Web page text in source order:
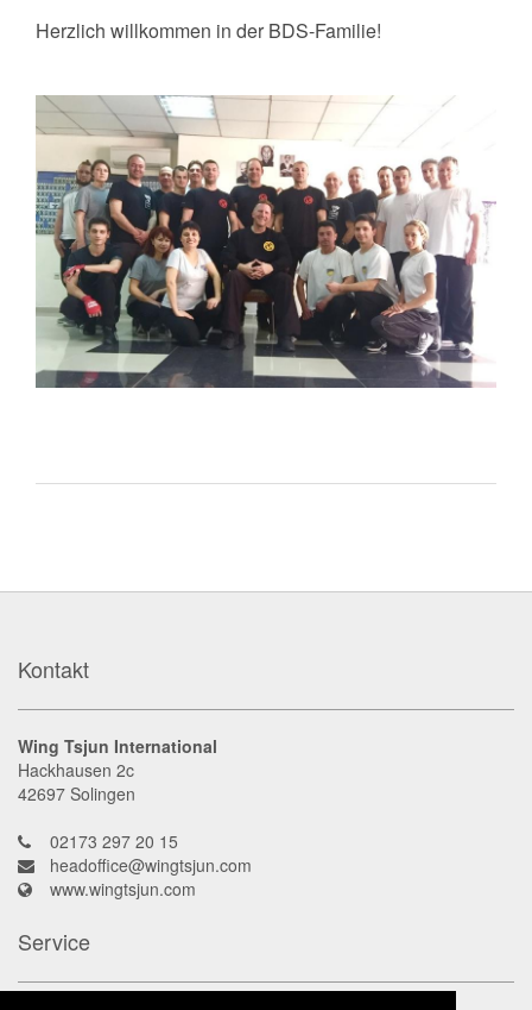
Herzlich willkommen in der BDS-Familie!
Kontakt
Wing Tsjun International
Hackhausen 2c
42697 Solingen
02173 297 20 15
headoffice@wingtsjun.com
www.wingtsjun.com
Service